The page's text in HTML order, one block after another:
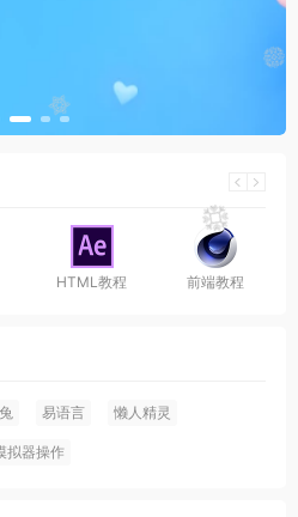
HTML教程 前端教程
易语言 懒人精灵
拟器操作